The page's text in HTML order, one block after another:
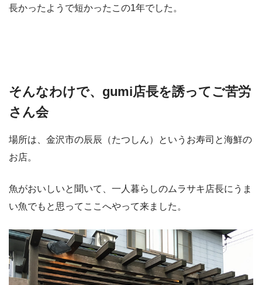
長かったようで短かったこの1年でした。
そんなわけで、gumi店長を誘ってご苦労
さん会
場所は、金沢市の辰辰（たつしん）というお寿司と海鮮の
お店。
魚がおいしいと聞いて、一人暮らしのムラサキ店長にうま
い魚でもと思ってここへやって来ました。